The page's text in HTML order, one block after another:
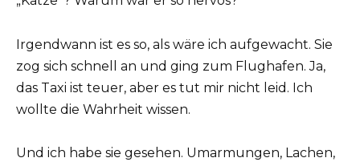
Irgendwann ist es so, als wäre ich aufgewacht. Sie
zog sich schnell an und ging zum Flughafen. Ja,
das Taxi ist teuer, aber es tut mir nicht leid. Ich
wollte die Wahrheit wissen.
Und ich habe sie gesehen. Umarmungen, Lachen,